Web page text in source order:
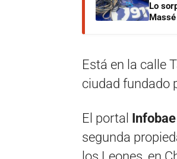
Lo
Massé
Está en la calle
ciudad fundado
El portal Infobae
segunda